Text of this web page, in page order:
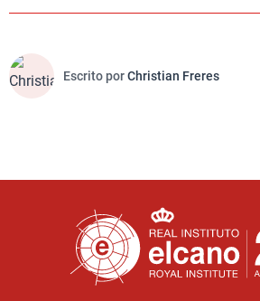
Escrito porChristian Freres